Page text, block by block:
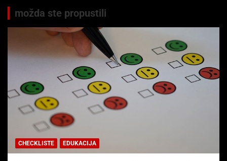
možda ste propustili
CHECKLISTE EDUKACIJA